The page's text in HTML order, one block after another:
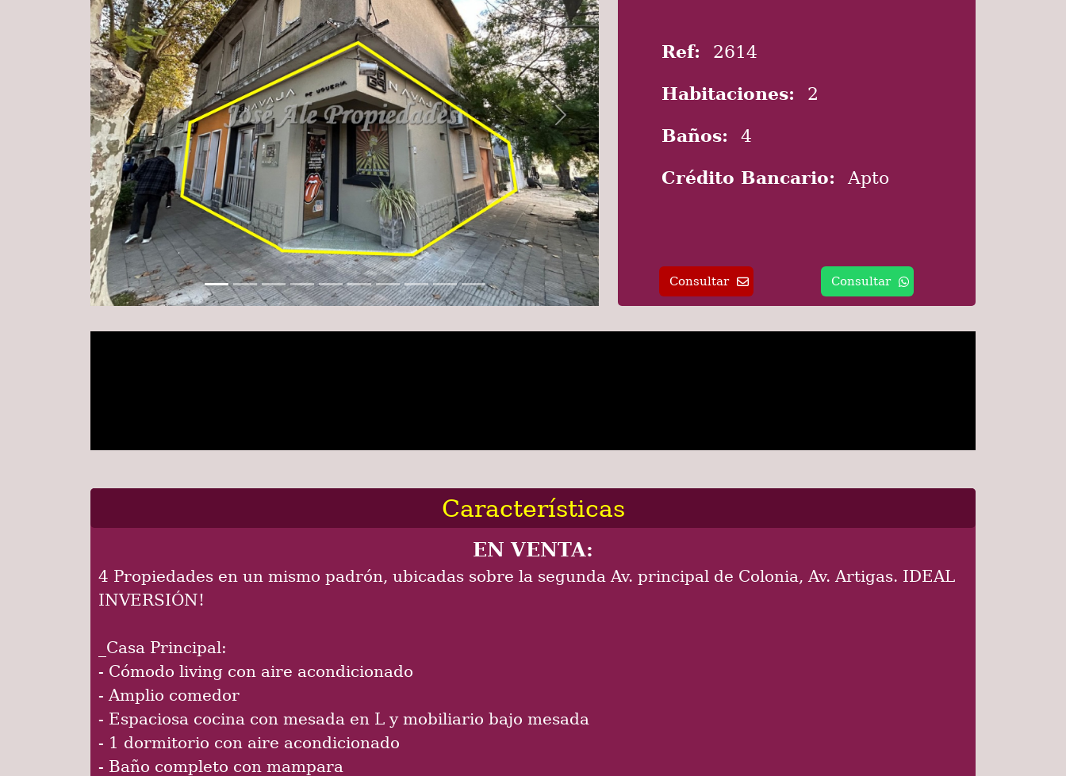
Previous Next
Ref: 2614
Habitaciones: 2
Baños: 4
Crédito Bancario: Apto
Consultar Consultar
Características
EN VENTA:
4 Propiedades en un mismo padrón, ubicadas sobre la segunda Av. principal de Colonia, Av. Artigas. IDEAL
INVERSIÓN!
_Casa Principal:
- Cómodo living con aire acondicionado
- Amplio comedor
- Espaciosa cocina con mesada en L y mobiliario bajo mesada
- 1 dormitorio con aire acondicionado
- Baño completo con mampara